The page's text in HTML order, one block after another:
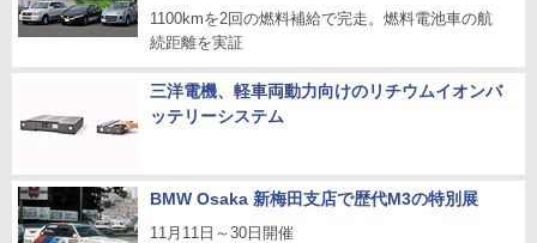
1100kmを2回の燃料補給で完走。燃料電池車の航
続距離を実証
三洋電機、軽車両動力向けのリチウムイオンバ
ッテリーシステム
BMW Osaka 新梅田支店で歴代M3の特別展
11月11日～30日開催